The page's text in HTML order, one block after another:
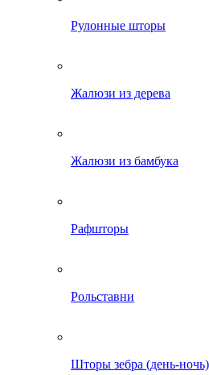
Рулонные шторы
Жалюзи из дерева
Жалюзи из бамбука
Рафшторы
Рольставни
Шторы зебра (день-ночь)